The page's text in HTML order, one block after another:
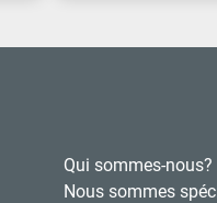
Qui sommes-nous?
Nous sommes